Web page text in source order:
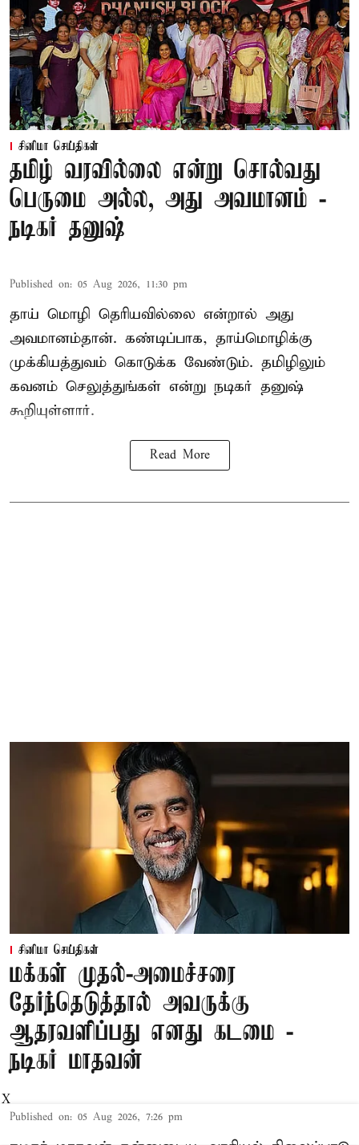
சினிமா செய்திகள்
தமிழ் வரவில்லை என்று சொல்வது
பெருமை அல்ல, அது அவமானம் -
நடிகர் தனுஷ்
Published on: 05 Aug 2026, 11:30 pm
தாய் மொழி தெரியவில்லை என்றால் அது
அவமானம்தான். கண்டிப்பாக, தாய்மொழிக்கு
முக்கியத்துவம் கொடுக்க வேண்டும். தமிழிலும்
கவனம் செலுத்துங்கள் என்று நடிகர் தனுஷ்
கூறியுள்ளார்.
Read More
சினிமா செய்திகள்
மக்கள் முதல்-அமைச்சரை
தேர்ந்தெடுத்தால் அவருக்கு
ஆதரவளிப்பது எனது கடமை -
நடிகர் மாதவன்
Published on: 05 Aug 2026, 7:26 pm
X